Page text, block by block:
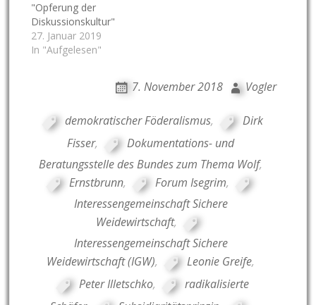
"Opferung der
Diskussionskultur"
27. Januar 2019
In "Aufgelesen"
7. November 2018 Vogler
demokratischer Föderalismus,
Dirk
Fisser,
Dokumentations- und
Beratungsstelle des Bundes zum Thema Wolf,
Ernstbrunn, Forum Isegrim,
Interessengemeinschaft Sichere
Weidewirtschaft,
Interessengemeinschaft Sichere
Weidewirtschaft (IGW), Leonie Greife,
Peter Illetschko,
radikalisierte